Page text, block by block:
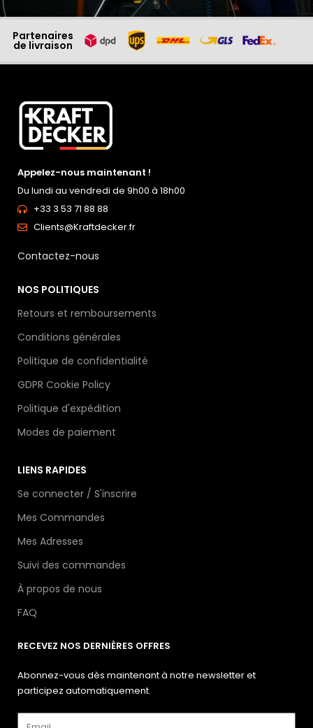
Partenaires
de livraison
Appelez-nous maintenant !
Du lundi au vendredi de 9h00 à 18h00
+33 3 53 71 88 88
Clients@Kraftdecker.fr
Contactez-nous
NOS POLITIQUES
Retours et remboursements
Conditions générales
Politique de confidentialité
GDPR Cookie Policy
Politique d'expédition
Modes de paiement
LIENS RAPIDES
Se connecter / S'inscrire
Mes Commandes
Mes Adresses
Suivi des commandes
À propos de nous
FAQ
RECEVEZ NOS DERNIÈRES OFFRES
Abonnez-vous dès maintenant à notre newsletter et
participez automatiquement.